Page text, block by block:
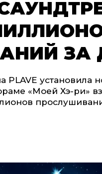
ЗА
PLAVE установила
«Моей Хэ-ри»